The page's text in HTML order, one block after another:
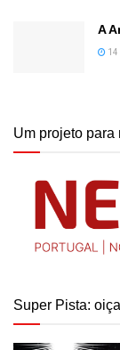
A
14
Um projeto para
Super Pista: